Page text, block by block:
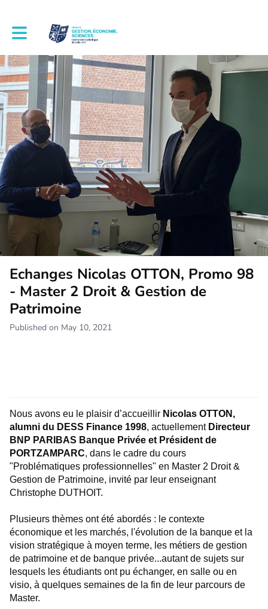
Toggle main navigation
Echanges Nicolas OTTON, Promo 98
- Master 2 Droit & Gestion de
Patrimoine
Published on May 10, 2021
Nous avons eu le plaisir d’accueillir Nicolas OTTON,
alumni du DESS Finance 1998, actuellement Directeur
BNP PARIBAS Banque Privée et Président de
PORTZAMPARC, dans le cadre du cours
"Problématiques professionnelles" en Master 2 Droit &
Gestion de Patrimoine, invité par leur enseignant
Christophe DUTHOIT.
Plusieurs thèmes ont été abordés : le contexte
économique et les marchés, l'évolution de la banque et la
vision stratégique à moyen terme, les métiers de gestion
de patrimoine et de banque privée...autant de sujets sur
lesquels les étudiants ont pu échanger, en salle ou en
visio, à quelques semaines de la fin de leur parcours de
Master.